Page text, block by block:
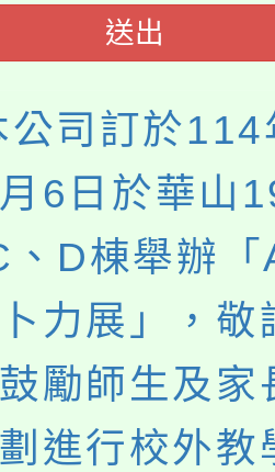
》溝通分析基
商輔導、社會
報名參加。
送出
公司訂於
6日於華山
、D棟舉辦
力展」，敬
勵師生及家
進行校外教